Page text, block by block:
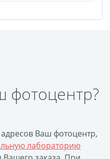
Ваш фотоцентр,
лабораторию